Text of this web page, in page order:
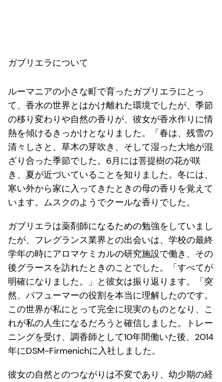
ガブリエラについて
ルーマニアの小さな町で育ったガブリエラにとっ
て、香水の世界とはかけ離れた環境でしたが、季節
の移り変わりや自然の香りが、彼女が香水作りに情
熱を傾けるきっかけとなりました。「春は、残雪の
清々しさと、草木の芽吹き、そして湿った大地が混
ざり合った季節でした。6月には菩提樹の花が咲
き、夏が近づいていることを知りました。冬には、
寒い外から家に入ってきたときの母の香りを覚えて
います。ムスクのようでクールな香りでした。
ガブリエラは薬剤師になるための勉強をしていまし
たが、フレグランス業界との出会いは、学校の最終
学年の時にアロマケミカルの研究施設で働き、その
後グラースを訪れたときのことでした。「すべてが
明確になりました。」と彼女は振り返ります。「突
然、パフューマーの役割を本当に理解したのです。
この世界が私にとって完全に現実のものとなり、こ
れが私の人生になるだろうと確信しました。トレー
ニングを受け、調香師として10年間働いた後、2014
年にDSM-Firmenichに入社しました。
彼女の自然とのつながりは不変であり、幼少期の経